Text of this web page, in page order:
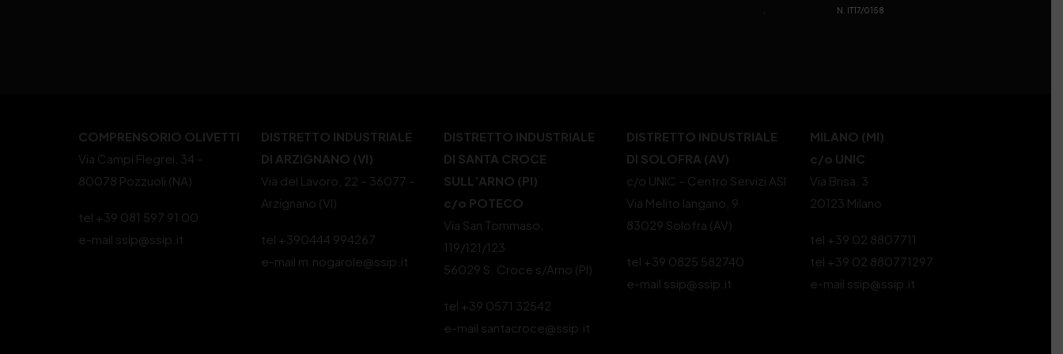
. N. IT17/0158
COMPRENSORIO OLIVETTI
Via Campi Flegrei, 34 –
80078 Pozzuoli (NA)
tel +39 081 597 91 00
e-mail ssip@ssip.it
DISTRETTO INDUSTRIALE
DI ARZIGNANO (VI)
Via del Lavoro, 22 – 36077 –
Arzignano (VI)
tel +390444 994267
e-mail m.nogarole@ssip.it
DISTRETTO INDUSTRIALE
DI SANTA CROCE
SULL’ARNO (PI)
c/o POTECO
Via San Tommaso,
119/121/123
56029 S. Croce s/Arno (PI)
tel +39 0571 32542
e-mail santacroce@ssip.it
DISTRETTO INDUSTRIALE
DI SOLOFRA (AV)
c/o UNIC – Centro Servizi ASI
Via Melito Iangano, 9
83029 Solofra (AV)
tel +39 0825 582740
e-mail ssip@ssip.it
MILANO (MI)
c/o UNIC
Via Brisa, 3
20123 Milano
tel +39 02 8807711
tel +39 02 880771297
e-mail ssip@ssip.it